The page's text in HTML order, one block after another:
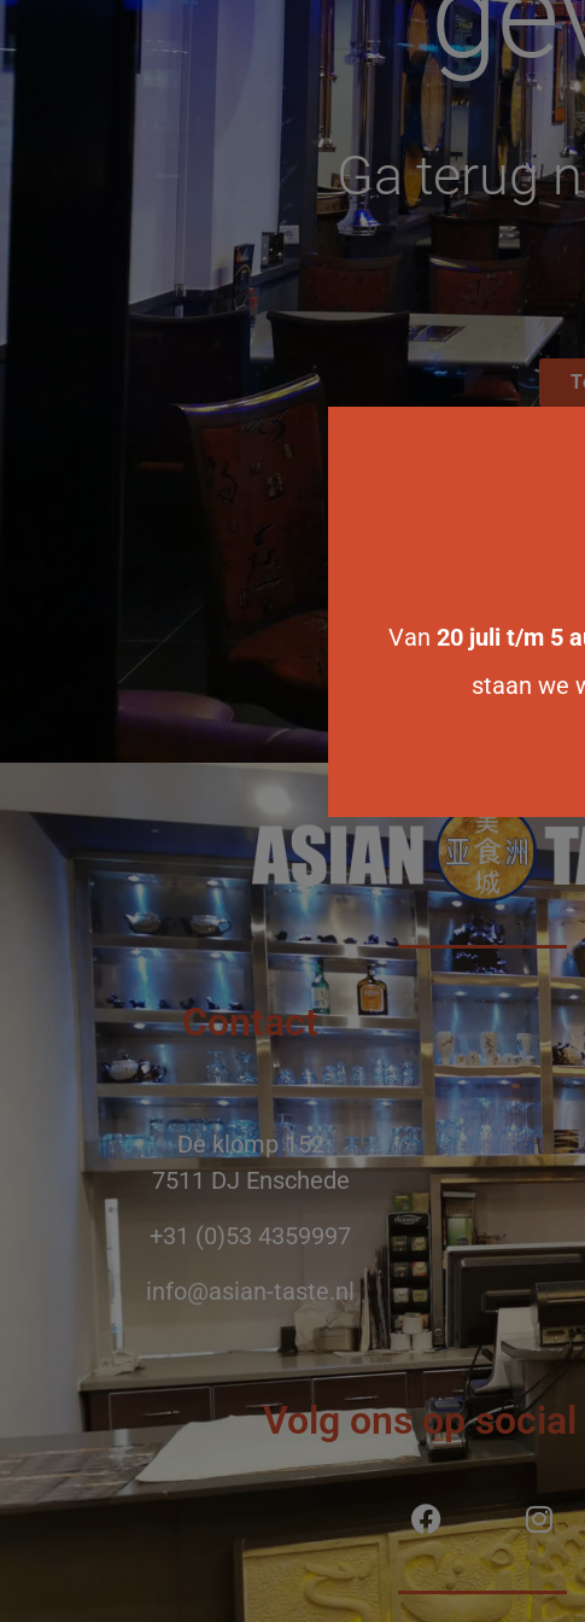
Ga terug
Contact
De klomp 152
7511 DJ Enschede
+31 (0)53 4359997
info@asian-taste.nl
Volg ons op
Van 20 juli t/m 5
staan we